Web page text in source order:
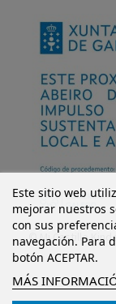
Este sitio web
mejorar nuestros
con sus
navegación. Para
botón ACEPTAR.
MÁS
© Mi Castillo